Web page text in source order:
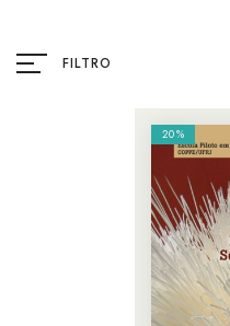
FILTRO
20%